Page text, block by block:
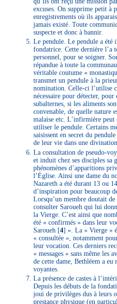
excuses. On supprime petit à
enregistrements où ils
jamais existé. Toute
suspecte et donc à bannir.
Le pendule. Le pendule a été
fondatrice. Cette dernière l’a
personnel, pour se soigner.
répandue à toute la
véritable coutume «
transmet un pendule à la
nomination. Celle-ci l’utilise
nécessaire pour détecter,
subalternes, si les aliments
convenable, de quelle nature
malaise etc. L’infirmière
utiliser le pendule. Certains
saisissent en secret du
de leur vie dans une
La consultation de pseudo-
et induit chez ses disciples sa
phénomènes d’apparitions
l’Église. Ainsi une dame du
Nazareth a été durant 13 ou
d’inspiration pour beaucoup
Lorsqu’un membre doutait
consulter Saroueh qui lui
la Vierge. C’est ainsi que
été « confirmés » dans leur
Saroueh [4] ». La « Vierge »
« consultée », notamment
leur vocation. Ces derniers
« messages » sans même les
de cette dame, Bethléem a eu
voyantes.
La présence de castes à
Depuis les débuts de la
joui de privilèges dus à leurs
prestance physique (en